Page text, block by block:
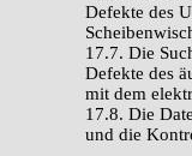
Defekte des
17.7. Die
Defekte des
mit dem
17.8. Die
und die